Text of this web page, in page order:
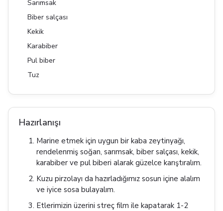
Sarımsak
Biber salçası
Kekik
Karabiber
Pul biber
Tuz
Hazırlanışı
Marine etmek için uygun bir kaba zeytinyağı,
rendelenmiş soğan, sarımsak, biber salçası, kekik,
karabiber ve pul biberi alarak güzelce karıştıralım.
Kuzu pirzolayı da hazırladığımız sosun içine alalım
ve iyice sosa bulayalım.
Etlerimizin üzerini streç film ile kapatarak 1-2